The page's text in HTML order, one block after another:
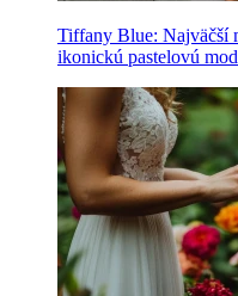
Tiffany Blue: Najväčší
ikonickú pastelovú